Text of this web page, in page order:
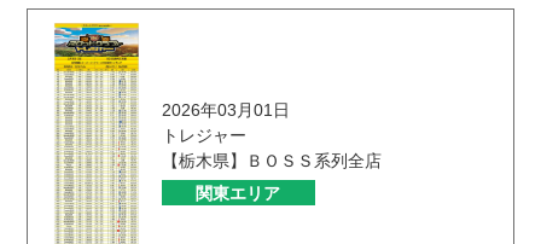
2026年03月01日
トレジャー
【栃木県】ＢＯＳＳ系列全店
関東エリア